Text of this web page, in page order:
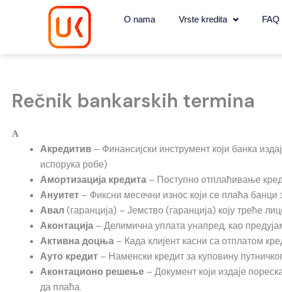
O nama Vrste kredita FAQ
Rečnik bankarskih termina
А
Акредитив – Финансијски инструмент који банка
испорука робе)
Амортизација кредита – Поступно отплаћивање
Ануитет – Фиксни месечни износ који се плаћа
Авал (гаранција) – Јемство (гаранција) коју треће
Аконтација – Делимична уплата унапред, као
Активна доцња – Када клијент касни са отплатом
Ауто кредит – Наменски кредит за куповину
Аконтационо решење – Документ који издаје
да плаћа.